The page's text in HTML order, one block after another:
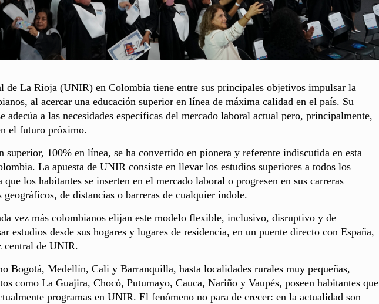
de La Rioja (UNIR) en Colombia tiene entre sus principales objetivos impulsar la
al acercar una educación superior en línea de máxima calidad en el país. Su
adecúa a las necesidades específicas del mercado laboral actual pero, principalmente,
el futuro próximo.
superior, 100% en línea, se ha convertido en pionera y referente indiscutida en esta
La apuesta de UNIR consiste en llevar los estudios superiores a todos los
los habitantes se inserten en el mercado laboral o progresen en sus carreras
de distancias o barreras de cualquier índole.
vez más colombianos elijan este modelo flexible, inclusivo, disruptivo y de
estudios desde sus hogares y lugares de residencia, en un puente directo con España,
central de UNIR.
Bogotá, Medellín, Cali y Barranquilla, hasta localidades rurales muy pequeñas,
como La Guajira, Chocó, Putumayo, Cauca, Nariño y Vaupés, poseen habitantes que
programas en UNIR. El fenómeno no para de crecer: en la actualidad son